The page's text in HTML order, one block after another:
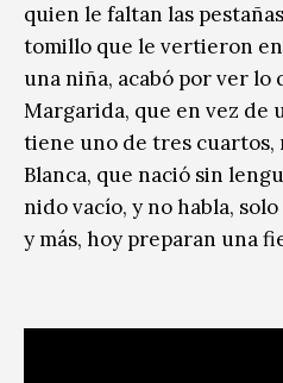
quien le faltan las
tomillo que le vertieron
una niña, acabó por ver lo
Margarida, que en vez de
tiene uno de tres cuartos,
Blanca, que nació sin
nido vacío, y no habla,
y más, hoy preparan una